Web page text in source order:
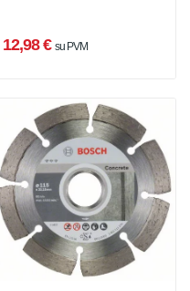
12,98 € su PVM